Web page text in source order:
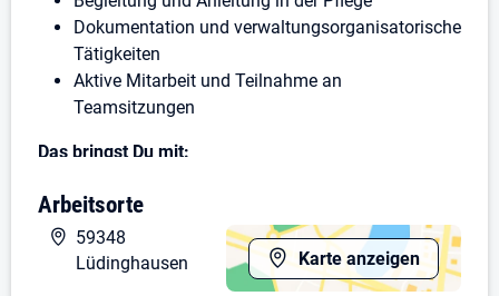
Dokumentation und verwaltungsorganisatorische
Tätigkeiten
Aktive Mitarbeit und Teilnahme an
Teamsitzungen
Das bringst Du mit:
abgeschlossene pädagogische Ausbildung
(Heilerziehungspfleger*in, Erzieher*in,
Heilpädagog*in)
positive Grundhaltung gegenüber Menschen mit
Arbeitsorte
Karte anzeigen
59348
Lüdinghausen